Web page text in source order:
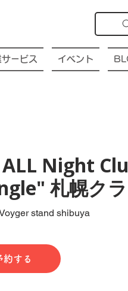
ービス イベント
Night
札幌ク
stand shibuya
約する